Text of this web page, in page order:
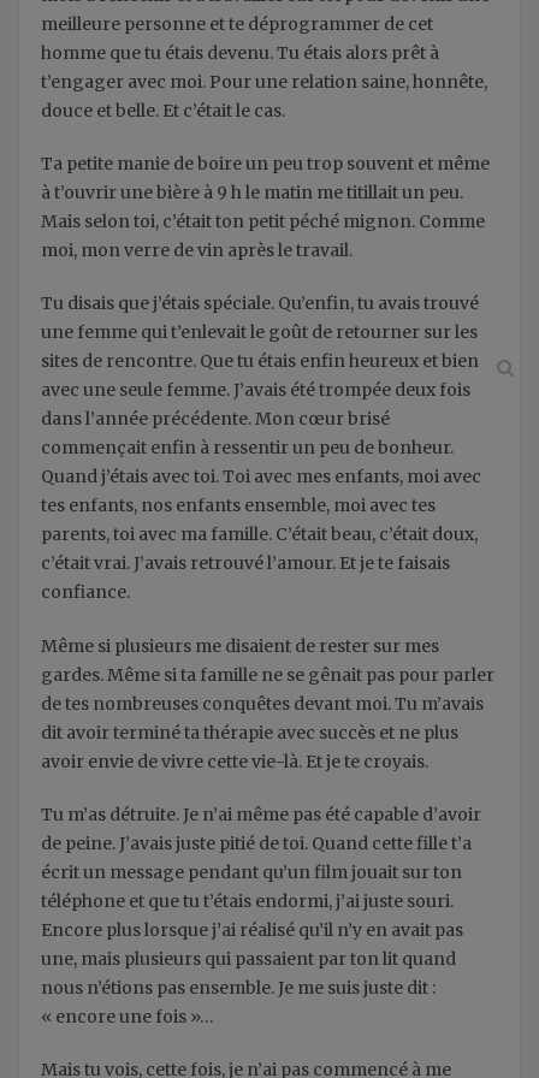
meilleure personne et te déprogrammer de cet
homme que tu étais devenu. Tu étais alors prêt à
t’engager avec moi. Pour une relation saine, honnête,
douce et belle. Et c’était le cas.
Ta petite manie de boire un peu trop souvent et même
à t’ouvrir une bière à 9 h le matin me titillait un peu.
Mais selon toi, c’était ton petit péché mignon. Comme
moi, mon verre de vin après le travail.
Tu disais que j’étais spéciale. Qu’enfin, tu avais trouvé
une femme qui t’enlevait le goût de retourner sur les
sites de rencontre. Que tu étais enfin heureux et bien
avec une seule femme. J’avais été trompée deux fois
dans l’année précédente. Mon cœur brisé
commençait enfin à ressentir un peu de bonheur.
Quand j’étais avec toi. Toi avec mes enfants, moi avec
tes enfants, nos enfants ensemble, moi avec tes
parents, toi avec ma famille. C’était beau, c’était doux,
c’était vrai. J’avais retrouvé l’amour. Et je te faisais
confiance.
Même si plusieurs me disaient de rester sur mes
gardes. Même si ta famille ne se gênait pas pour parler
de tes nombreuses conquêtes devant moi. Tu m’avais
dit avoir terminé ta thérapie avec succès et ne plus
avoir envie de vivre cette vie-là. Et je te croyais.
Tu m’as détruite. Je n’ai même pas été capable d’avoir
de peine. J’avais juste pitié de toi. Quand cette fille t’a
écrit un message pendant qu’un film jouait sur ton
téléphone et que tu t’étais endormi, j’ai juste souri.
Encore plus lorsque j’ai réalisé qu’il n’y en avait pas
une, mais plusieurs qui passaient par ton lit quand
nous n’étions pas ensemble. Je me suis juste dit :
« encore une fois »…
Mais tu vois, cette fois, je n’ai pas commencé à me